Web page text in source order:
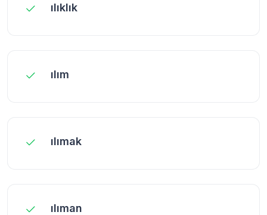
ılıklık
ılım
ılımak
ılıman